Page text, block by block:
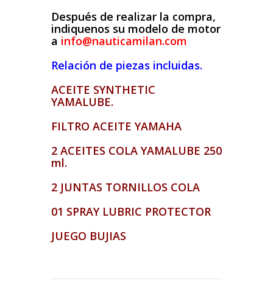
Después de realizar la compra,
indiquenos su modelo de motor
a info@nauticamilan.com
Relación de piezas incluidas.
ACEITE SYNTHETIC
YAMALUBE.
FILTRO ACEITE YAMAHA
2 ACEITES COLA YAMALUBE 250
ml.
2 JUNTAS TORNILLOS COLA
01 SPRAY LUBRIC PROTECTOR
JUEGO BUJIAS